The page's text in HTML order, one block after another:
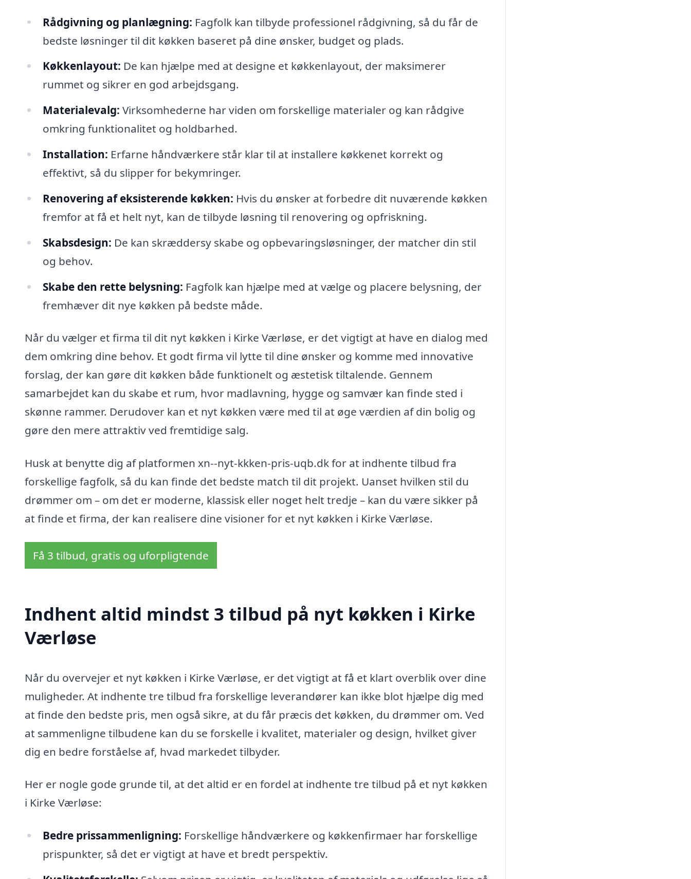
Rådgivning og planlægning: Fagfolk kan tilbyde professionel rådgivning, så du får de
bedste løsninger til dit køkken baseret på dine ønsker, budget og plads.
Køkkenlayout: De kan hjælpe med at designe et køkkenlayout, der maksimerer
rummet og sikrer en god arbejdsgang.
Materialevalg: Virksomhederne har viden om forskellige materialer og kan rådgive
omkring funktionalitet og holdbarhed.
Installation: Erfarne håndværkere står klar til at installere køkkenet korrekt og
effektivt, så du slipper for bekymringer.
Renovering af eksisterende køkken: Hvis du ønsker at forbedre dit nuværende køkken
fremfor at få et helt nyt, kan de tilbyde løsning til renovering og opfriskning.
Skabsdesign: De kan skræddersy skabe og opbevaringsløsninger, der matcher din stil
og behov.
Skabe den rette belysning: Fagfolk kan hjælpe med at vælge og placere belysning, der
fremhæver dit nye køkken på bedste måde.
Når du vælger et firma til dit nyt køkken i Kirke Værløse, er det vigtigt at have en dialog med
dem omkring dine behov. Et godt firma vil lytte til dine ønsker og komme med innovative
forslag, der kan gøre dit køkken både funktionelt og æstetisk tiltalende. Gennem
samarbejdet kan du skabe et rum, hvor madlavning, hygge og samvær kan finde sted i
skønne rammer. Derudover kan et nyt køkken være med til at øge værdien af din bolig og
gøre den mere attraktiv ved fremtidige salg.
Husk at benytte dig af platformen xn--nyt-kkken-pris-uqb.dk for at indhente tilbud fra
forskellige fagfolk, så du kan finde det bedste match til dit projekt. Uanset hvilken stil du
drømmer om – om det er moderne, klassisk eller noget helt tredje – kan du være sikker på
at finde et firma, der kan realisere dine visioner for et nyt køkken i Kirke Værløse.
Få 3 tilbud, gratis og uforpligtende
Indhent altid mindst 3 tilbud på nyt køkken i Kirke
Værløse
Når du overvejer et nyt køkken i Kirke Værløse, er det vigtigt at få et klart overblik over dine
muligheder. At indhente tre tilbud fra forskellige leverandører kan ikke blot hjælpe dig med
at finde den bedste pris, men også sikre, at du får præcis det køkken, du drømmer om. Ved
at sammenligne tilbudene kan du se forskelle i kvalitet, materialer og design, hvilket giver
dig en bedre forståelse af, hvad markedet tilbyder.
Her er nogle gode grunde til, at det altid er en fordel at indhente tre tilbud på et nyt køkken
i Kirke Værløse:
Bedre prissammenligning: Forskellige håndværkere og køkkenfirmaer har forskellige
prispunkter, så det er vigtigt at have et bredt perspektiv.